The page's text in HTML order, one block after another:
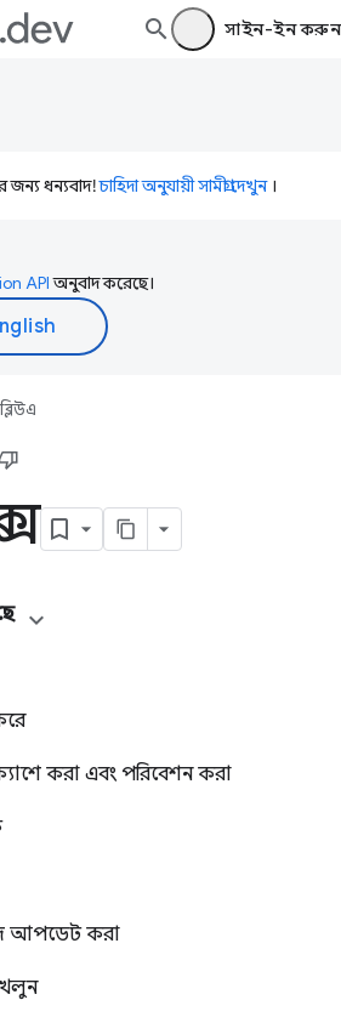
সাইন-ইন করুন
জন্য ধন্যবাদ!চাহিদা অনুযায়ী সামগ্রী দেখুন।
APIঅনুবাদ করেছে।
করা এবং পরিবেশন করা
আপডেট করা